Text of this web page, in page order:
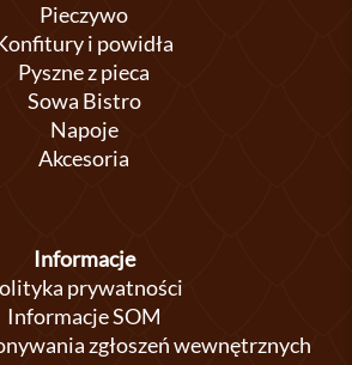
Pieczywo
i powidła
Pyszne z pieca
Sowa Bistro
Napoje
Akcesoria
Informacje
prywatności
Informacje SOM
zgłoszeń wewnętrznych